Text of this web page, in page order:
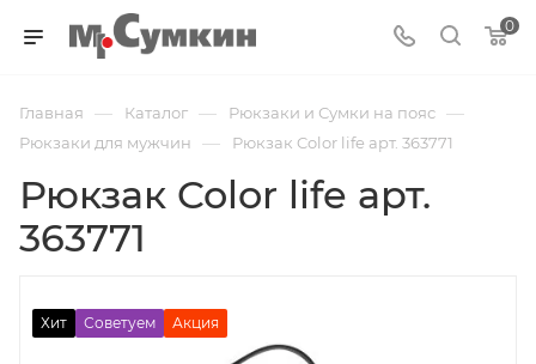
0
Главная — Каталог — Рюкзаки и Сумки на пояс —
Рюкзаки для мужчин — Рюкзак Color life арт. 363771
Рюкзак Color life арт.
363771
Хит Советуем Акция